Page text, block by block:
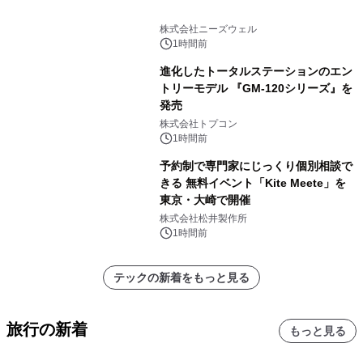
株式会社ニーズウェル
1時間前
進化したトータルステーションのエン
トリーモデル 『GM-120シリーズ』を
発売
株式会社トプコン
1時間前
予約制で専門家にじっくり個別相談で
きる 無料イベント「Kite Meete」を
東京・大崎で開催
株式会社松井製作所
1時間前
テックの新着をもっと見る
旅行の新着 もっと見る